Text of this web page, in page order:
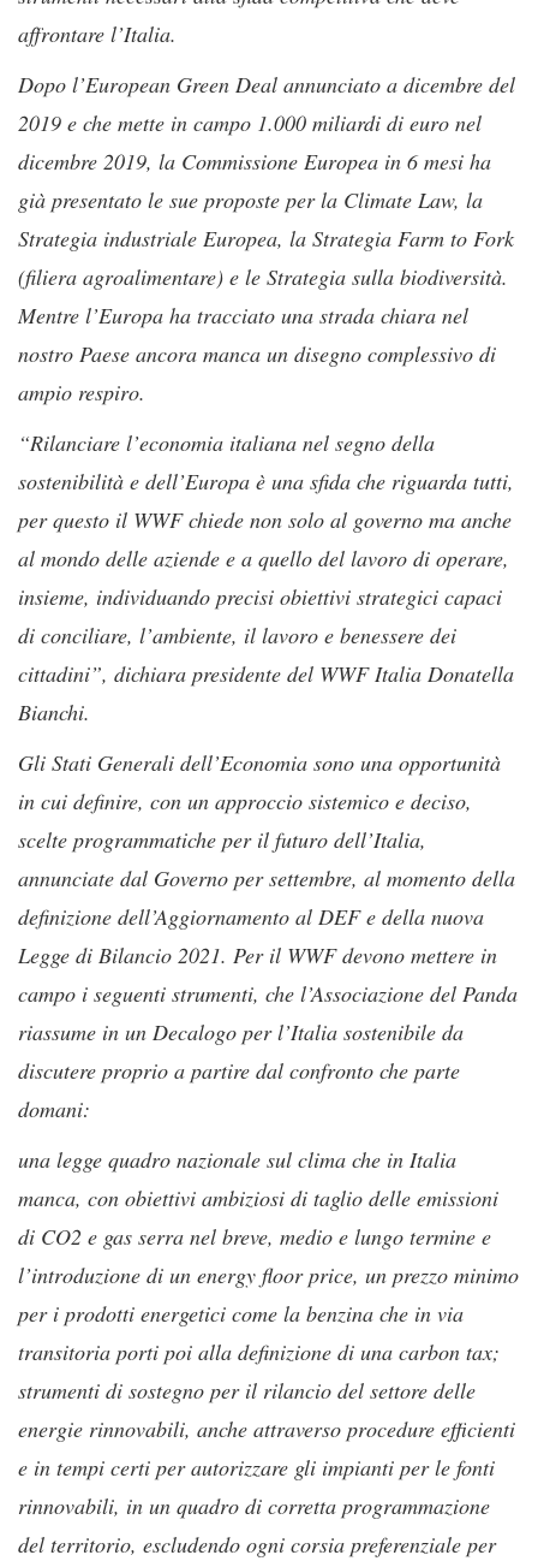
affrontare l’Italia.
Dopo l’European Green Deal annunciato a dicembre del
2019 e che mette in campo 1.000 miliardi di euro nel
dicembre 2019, la Commissione Europea in 6 mesi ha
già presentato le sue proposte per la Climate Law, la
Strategia industriale Europea, la Strategia Farm to Fork
(filiera agroalimentare) e le Strategia sulla biodiversità.
Mentre l’Europa ha tracciato una strada chiara nel
nostro Paese ancora manca un disegno complessivo di
ampio respiro.
“Rilanciare l’economia italiana nel segno della
sostenibilità e dell’Europa è una sfida che riguarda tutti,
per questo il WWF chiede non solo al governo ma anche
al mondo delle aziende e a quello del lavoro di operare,
insieme, individuando precisi obiettivi strategici capaci
di conciliare, l’ambiente, il lavoro e benessere dei
cittadini”, dichiara presidente del WWF Italia Donatella
Bianchi.
Gli Stati Generali dell’Economia sono una opportunità
in cui definire, con un approccio sistemico e deciso,
scelte programmatiche per il futuro dell’Italia,
annunciate dal Governo per settembre, al momento della
definizione dell’Aggiornamento al DEF e della nuova
Legge di Bilancio 2021. Per il WWF devono mettere in
campo i seguenti strumenti, che l’Associazione del Panda
riassume in un Decalogo per l’Italia sostenibile da
discutere proprio a partire dal confronto che parte
domani:
una legge quadro nazionale sul clima che in Italia
manca, con obiettivi ambiziosi di taglio delle emissioni
di CO2 e gas serra nel breve, medio e lungo termine e
l’introduzione di un energy floor price, un prezzo minimo
per i prodotti energetici come la benzina che in via
transitoria porti poi alla definizione di una carbon tax;
strumenti di sostegno per il rilancio del settore delle
energie rinnovabili, anche attraverso procedure efficienti
e in tempi certi per autorizzare gli impianti per le fonti
rinnovabili, in un quadro di corretta programmazione
del territorio, escludendo ogni corsia preferenziale per